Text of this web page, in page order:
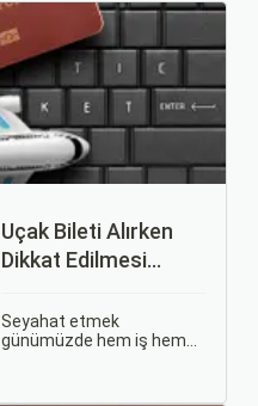
Uçak Bileti Alırken
Dikkat Edilmesi
Nokta
Seyahat etmek
günümüzde hem iş hem